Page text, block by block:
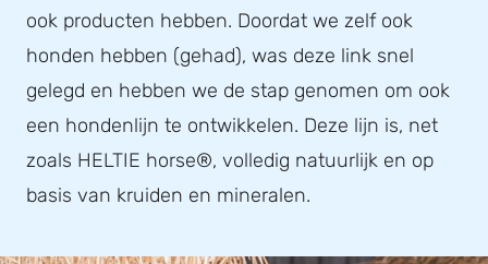
ook producten hebben. Doordat we zelf ook
honden hebben (gehad), was deze link snel
gelegd en hebben we de stap genomen om ook
een hondenlijn te ontwikkelen. Deze lijn is, net
zoals HELTIE horse®, volledig natuurlijk en op
basis van kruiden en mineralen.